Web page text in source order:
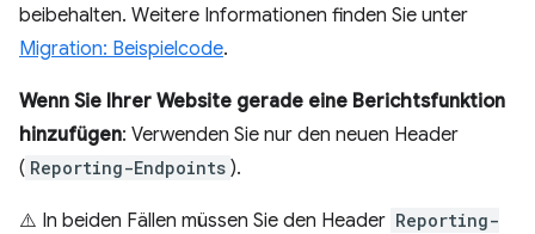
beibehalten. Weitere Informationen finden Sie unter
Migration: Beispielcode.
Wenn Sie Ihrer Website gerade eine Berichtsfunktion
hinzufügen: Verwenden Sie nur den neuen Header
( Reporting-Endpoints ).
⚠️ In beiden Fällen müssen Sie den Header Reporting-